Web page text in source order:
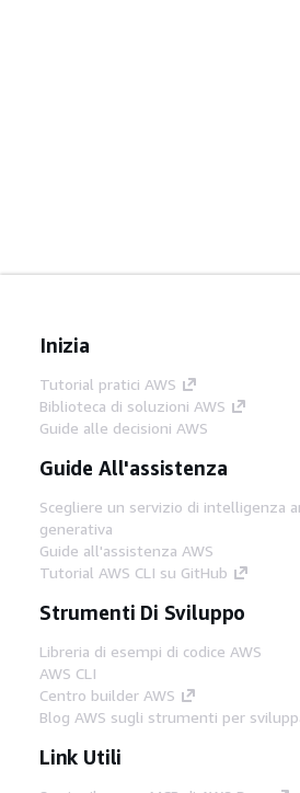
Inizia
Tutorial pratici AWS
Biblioteca di soluzioni AWS
Guide alle decisioni AWS
Guide All'assistenza
Scegliere un servizio di intelligenza
generativa
Guide all'assistenza AWS
Tutorial AWS CLI su GitHub
Strumenti Di Sviluppo
Libreria di esempi di codice AWS
AWS CLI
Centro builder AWS
Blog AWS sugli strumenti per
Link Utili